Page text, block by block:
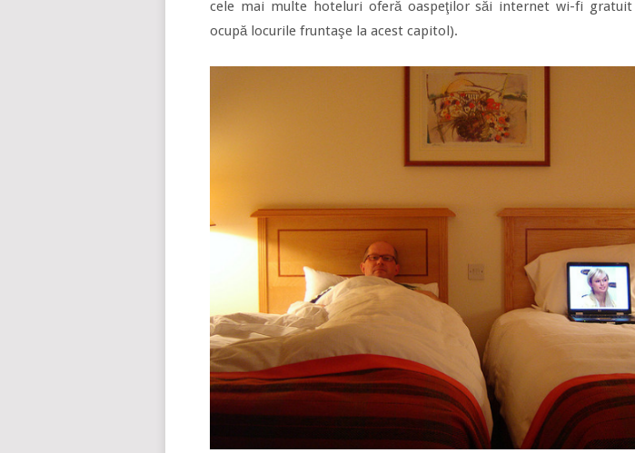
cele mai multe hoteluri oferă oaspeţilor săi internet wi-fi gratuit
ocupă locurile fruntaşe la acest capitol).